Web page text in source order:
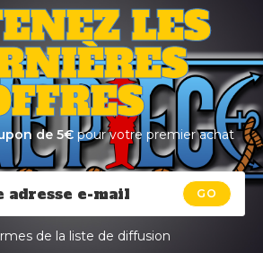
LES
de 5€ pour votre premier achat
GO
de la liste de diffusion